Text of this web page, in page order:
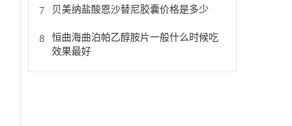
7 贝美纳盐酸恩沙替尼胶囊价格是多少
8 恒曲海曲泊帕乙醇胺片一般什么时候吃
效果最好